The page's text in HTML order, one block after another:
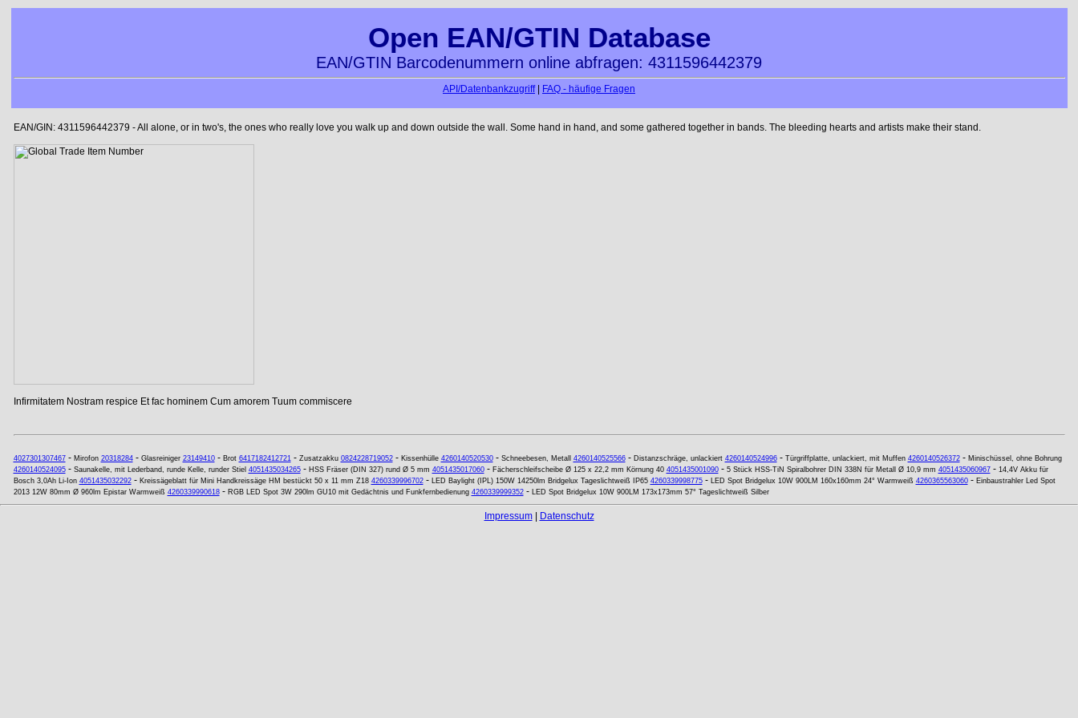
Open EAN/GTIN Database
EAN/GTIN Barcodenummern online abfragen: 4311596442379
API/Datenbankzugriff| FAQ - häufige Fragen
EAN/GIN: 4311596442379 - All alone, or in two's, the ones who really love you walk up and down outside the wall. Some hand in hand, and some gathered together in bands. The bleeding hearts and artists make their stand.
Infirmitatem Nostram respice Et fac hominem Cum amorem Tuum commiscere
4027301307467- Mirofon 20318284- Glasreiniger 23149410- Brot 6417182412721- Zusatzakku 0824228719052- Kissenhülle 4260140520530- Schneebesen, Metall 4260140525566- Distanzschräge, unlackiert 4260140524996- Türgriffplatte, unlackiert, mit Muffen 4260140526372- Minischüssel, ohne Bohrung
4260140524095- Saunakelle, mit Lederband, runde Kelle, runder Stiel 4051435034265- HSS Fräser (DIN 327) rund Ø 5 mm 4051435017060- Fächerschleifscheibe Ø 125 x 22,2 mm Körnung 40 4051435001090- 5 Stück HSS-TiN Spiralbohrer DIN 338N für Metall Ø 10,9 mm 4051435060967- 14,4V Akku für
Bosch 3,0Ah Li-Ion 4051435032292- Kreissägeblatt für Mini Handkreissäge HM bestückt 50 x 11 mm Z18 4260339996702- LED Baylight (IPL) 150W 14250lm Bridgelux Tageslichtweiß IP65 4260339998775- LED Spot Bridgelux 10W 900LM 160x160mm 24° Warmweiß 4260365563060- Einbaustrahler Led Spot
2013 12W 80mm Ø 960lm Epistar Warmweiß 4260339990618- RGB LED Spot 3W 290lm GU10 mit Gedächtnis und Funkfernbedienung 4260339999352- LED Spot Bridgelux 10W 900LM 173x173mm 57° Tageslichtweiß Silber
Impressum| Datenschutz